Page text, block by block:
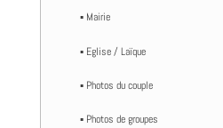
▪️ Mairie
▪️ Eglise / Laïque
▪️ Photos du couple
▪️ Photos de groupes